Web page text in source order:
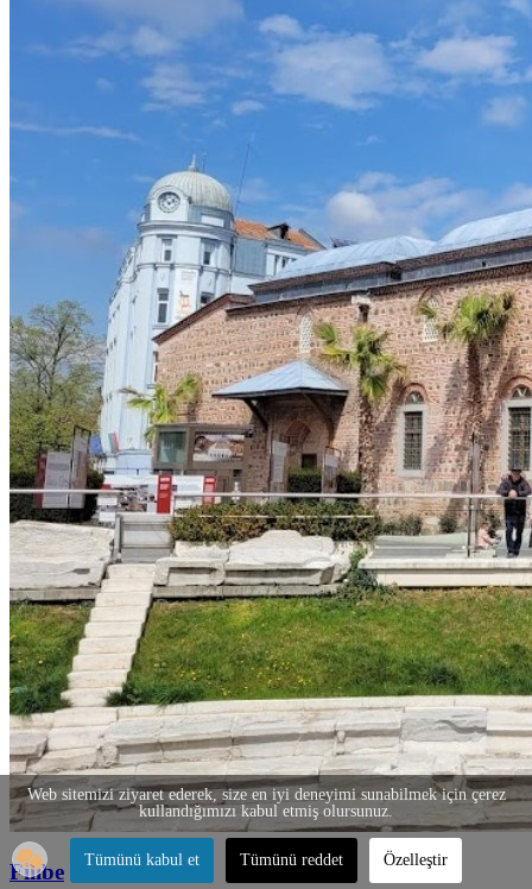
Filibe
Web sitemizi ziyaret ederek, size en iyi deneyimi sunabilmek için çerez
kullandığımızı kabul etmiş olursunuz.
Tümünü kabul et Tümünü reddet Özelleştir